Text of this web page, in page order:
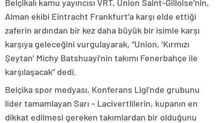
Belçikalı kamu yayıncısı VRT, Union Saint-Gilloise’nin,
Alman ekibi Eintracht Frankfurt’a karşı elde ettiği
zaferin ardından bir kez daha büyük bir isimle karşı
karşıya geleceğini vurgulayarak, “Union, ‘Kırmızı
Şeytan’ Michy Batshuayi’nin takımı Fenerbahçe ile
karşılaşacak” dedi.
Belçika spor medyası, Konferans Ligi’nde grubunu
lider tamamlayan Sarı – Lacivertlilerin, kupanın en
dikkat edilmesi gereken takımlardan bir olduğunu